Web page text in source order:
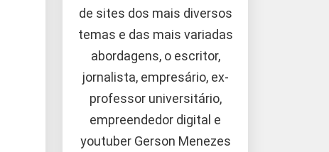
de sites dos mais diversos
temas e das mais variadas
abordagens, o escritor,
jornalista, empresário, ex-
professor universitário,
empreendedor digital e
youtuber Gerson Menezes